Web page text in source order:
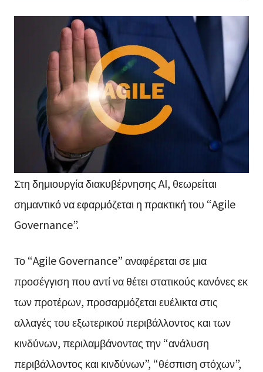
Στη δημιουργία διακυβέρνησης AI, θεωρείται
σημαντικό να εφαρμόζεται η πρακτική του “Agile
Governance”.
Το “Agile Governance” αναφέρεται σε μια
προσέγγιση που αντί να θέτει στατικούς κανόνες εκ
των προτέρων, προσαρμόζεται ευέλικτα στις
αλλαγές του εξωτερικού περιβάλλοντος και των
κινδύνων, περιλαμβάνοντας την “ανάλυση
περιβάλλοντος και κινδύνων”, “θέσπιση στόχων”,